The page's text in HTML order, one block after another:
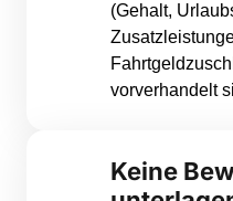
(Gehalt,
vorverhandelt
Keine